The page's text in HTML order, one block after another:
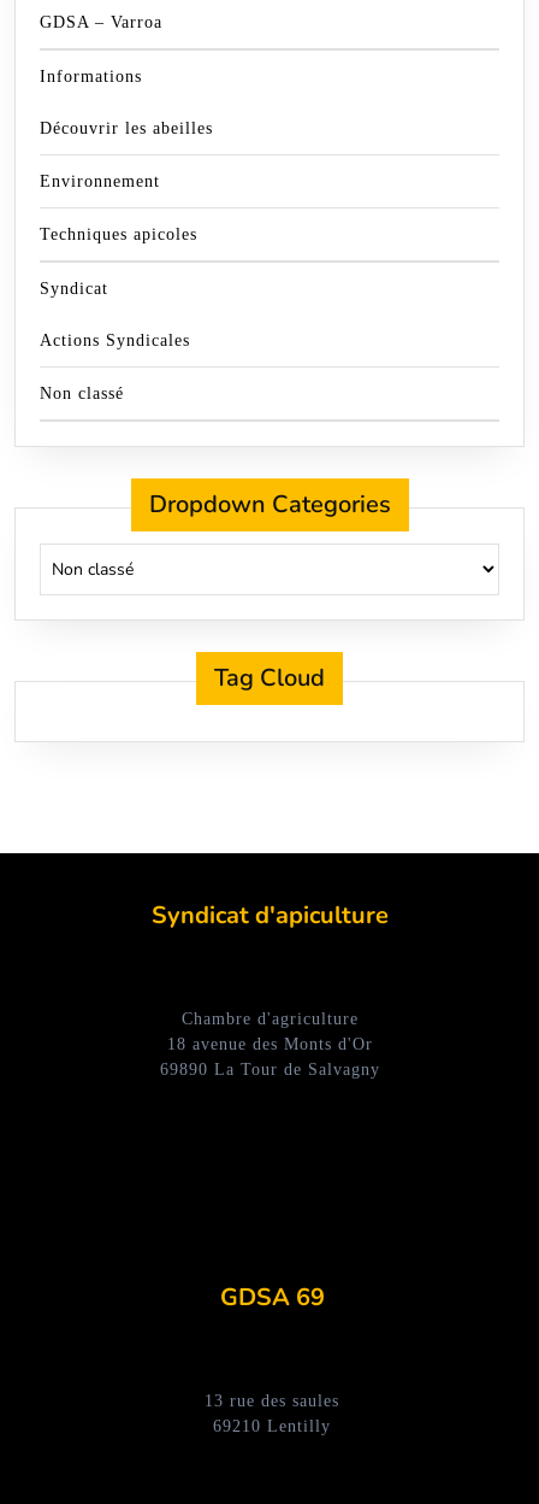
GDSA – Varroa
Informations
Découvrir les abeilles
Environnement
Techniques apicoles
Syndicat
Actions Syndicales
Non classé
Dropdown Categories
Tag Cloud
Syndicat d'apiculture
Chambre d'agriculture
18 avenue des Monts d'Or
69890 La Tour de Salvagny
GDSA 69
13 rue des saules
69210 Lentilly